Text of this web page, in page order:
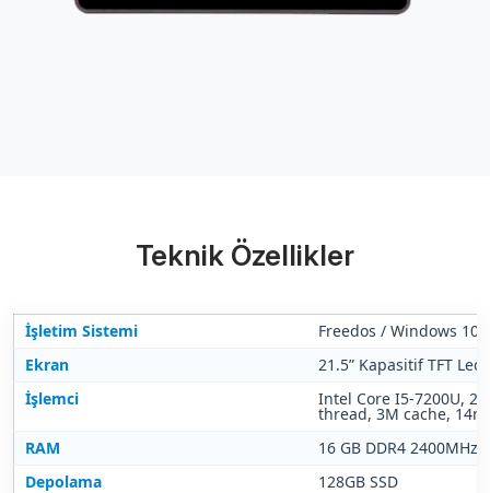
Teknik Özellikler
İşletim Sistemi
Freedos / Windows 10
Ekran
21.5” Kapasitif TFT
İşlemci
Intel Core I5-7200U,
thread, 3M cache,
RAM
16 GB DDR4 2400MHz
Depolama
128GB SSD